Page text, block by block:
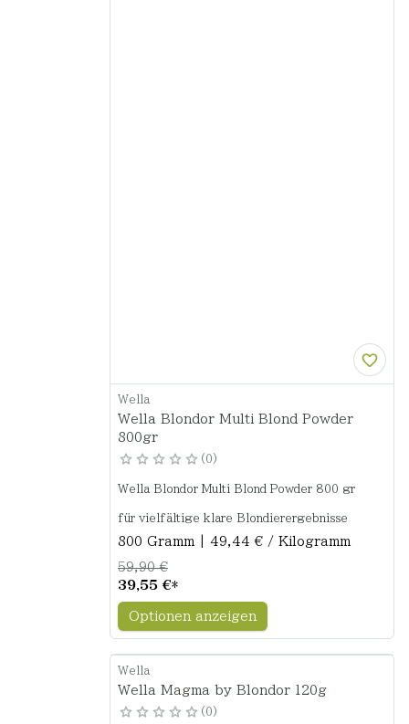
Wella
Wella Blondor Multi Blond Powder
800gr
0
Wella Blondor Multi Blond Powder 800 gr
für vielfältige klare Blondierergebnisse
800 Gramm | 49,44 € / Kilogramm
39,55 €*
59,90 €
Optionen anzeigen
Wella
Wella Magma by Blondor 120g
0